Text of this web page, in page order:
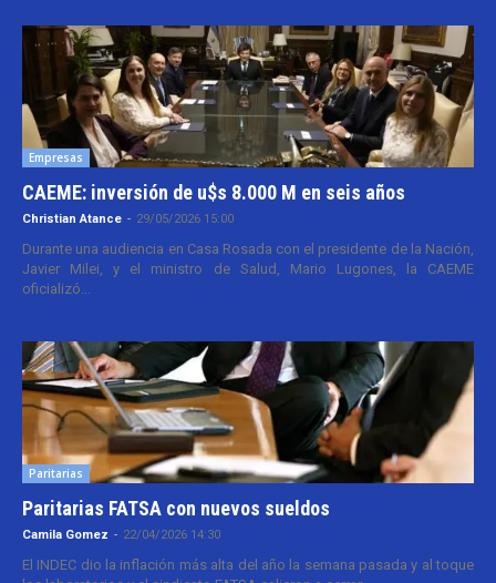
Empresas
CAEME: inversión de u$s 8.000 M en seis años
Christian Atance - 29/05/2026 15:00
Durante una audiencia en Casa Rosada con el presidente de la Nación,
Javier Milei, y el ministro de Salud, Mario Lugones, la CAEME
oficializó...
Paritarias
Paritarias FATSA con nuevos sueldos
Camila Gomez - 22/04/2026 14:30
El INDEC dio la inflación más alta del año la semana pasada y al toque